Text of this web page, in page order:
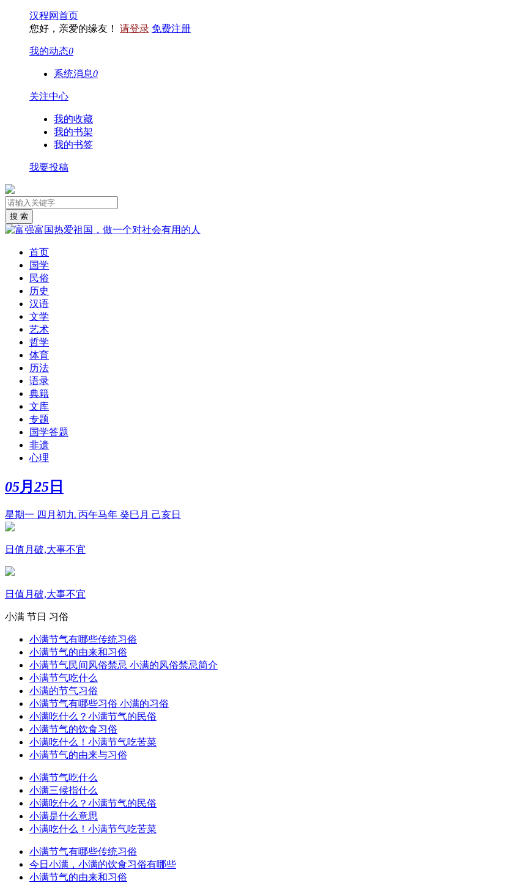
汉程网首页
您好，亲爱的缘友！ 请登录 免费注册
我的动态0
系统消息0
关注中心
我的收藏
我的书架
我的书签
我要投稿
首页
国学
民俗
历史
汉语
文学
艺术
哲学
体育
历法
语录
典籍
文库
专题
国学答题
非遗
心理
05月 25 日
星期一 四月初九 丙午马年 癸巳月 己亥日
日值月破,大事不宜
日值月破,大事不宜
小满 节日 习俗
小满节气有哪些传统习俗
小满节气的由来和习俗
小满节气民间风俗禁忌 小满的风俗禁忌简介
小满节气吃什么
小满的节气习俗
小满节气有哪些习俗 小满的习俗
小满吃什么？小满节气的民俗
小满节气的饮食习俗
小满吃什么！小满节气吃苦菜
小满节气的由来与习俗
小满节气吃什么
小满三候指什么
小满吃什么？小满节气的民俗
小满是什么意思
小满吃什么！小满节气吃苦菜
小满节气有哪些传统习俗
今日小满，小满的饮食习俗有哪些
小满节气的由来和习俗